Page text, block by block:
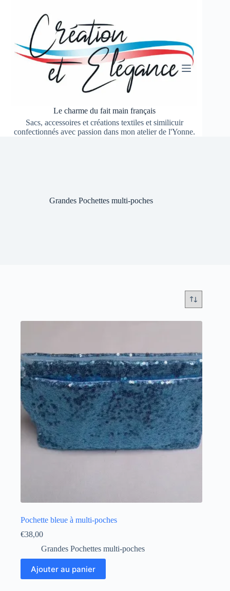
Le charme du fait main français
Sacs, accessoires et créations textiles et similicuir
confectionnés avec passion dans mon atelier de l'Yonne.
Grandes Pochettes multi-poches
Pochette bleue à multi-poches
€38,00
Grandes Pochettes multi-poches
Ajouter au panier